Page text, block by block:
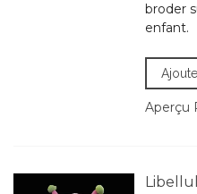
broder
enfant.
Aperçu